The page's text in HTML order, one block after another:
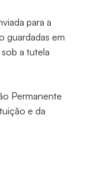
para a
guardadas em
a tutela
Permanente
e da